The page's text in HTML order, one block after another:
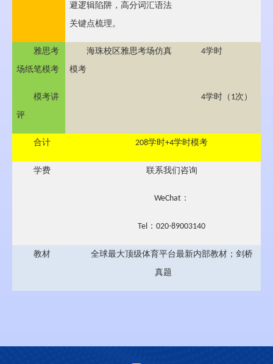
避逻辑陷阱，高分词汇语法
关键点梳理。
雅思考
场纸笔模考
海珠校区雅思考场仿真
模考
4学时
模考讲
评
4学时（ 1次）
合计 208学时+4学时模考
学费 联系我们咨询
WeChat：
Tel ： 020-89003140
教材
全球最大顶级体育平台最新内部教材；剑桥
真题